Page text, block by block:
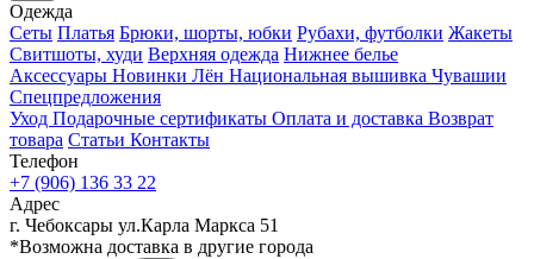
Одежда
Сеты Платья Брюки, шорты, юбки Рубахи, футболки Жакеты
Свитшоты, худи Верхняя одежда Нижнее белье
Аксессуары Новинки Лён Национальная вышивка Чувашии
Спецпредложения
Уход Подарочные сертификаты Оплата и доставка Возврат
товара Статьи Контакты
Телефон
+7 (906) 136 33 22
Адрес
г. Чебоксары ул.Карла Маркса 51
*Возможна доставка в другие города